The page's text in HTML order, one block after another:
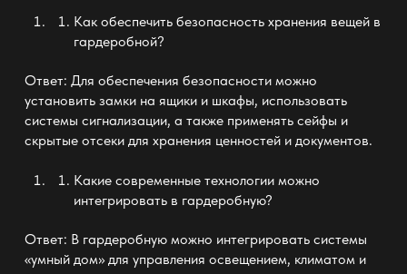
Как обеспечить безопасность хранения вещей в
гардеробной?
Ответ: Для обеспечения безопасности можно
установить замки на ящики и шкафы, использовать
системы сигнализации, а также применять сейфы и
скрытые отсеки для хранения ценностей и документов.
Какие современные технологии можно
интегрировать в гардеробную?
Ответ: В гардеробнуюможно интегрировать системы
«умный дом» для управления освещением, климатом и